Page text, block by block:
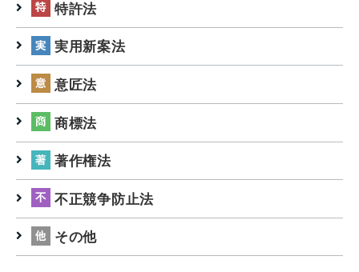
特許法
実用新案法
意匠法
商標法
著作権法
不正競争防止法
その他